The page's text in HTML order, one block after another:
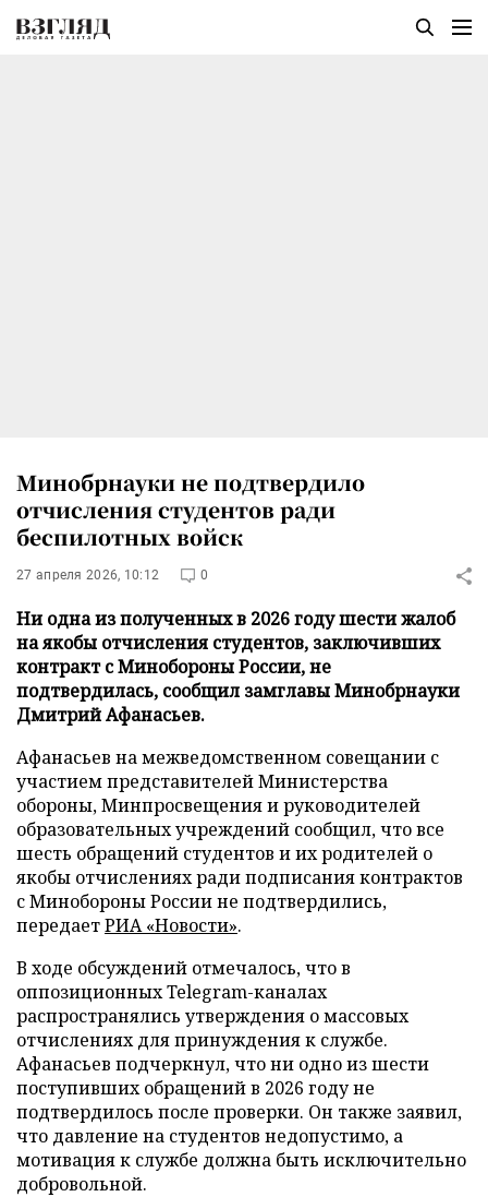
Минобрнауки не подтвердило
отчисления студентов ради
беспилотных войск
27 апреля 2026, 10:12 0
Ни одна из полученных в 2026 году шести жалоб
на якобы отчисления студентов, заключивших
контракт с Минобороны России, не
подтвердилась, сообщил замглавы Минобрнауки
Дмитрий Афанасьев.
Афанасьев на межведомственном совещании с
участием представителей Министерства
обороны, Минпросвещения и руководителей
образовательных учреждений сообщил, что все
шесть обращений студентов и их родителей о
якобы отчислениях ради подписания контрактов
с Минобороны России не подтвердились,
передаетРИА «Новости».
В ходе обсуждений отмечалось, что в
оппозиционных Telegram-каналах
распространялись утверждения о массовых
отчислениях для принуждения к службе.
Афанасьев подчеркнул, что ни одно из шести
поступивших обращений в 2026 году не
подтвердилось после проверки. Он также заявил,
что давление на студентов недопустимо, а
мотивация к службе должна быть исключительно
добровольной.